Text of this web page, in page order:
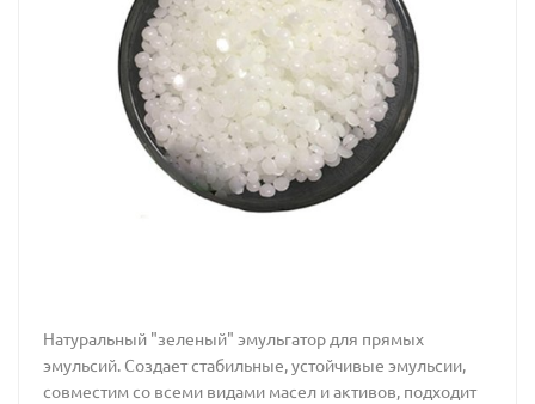
Натуральный "зеленый" эмульгатор для прямых
эмульсий. Создает стабильные, устойчивые эмульсии,
совместим со всеми видами масел и активов, подходит